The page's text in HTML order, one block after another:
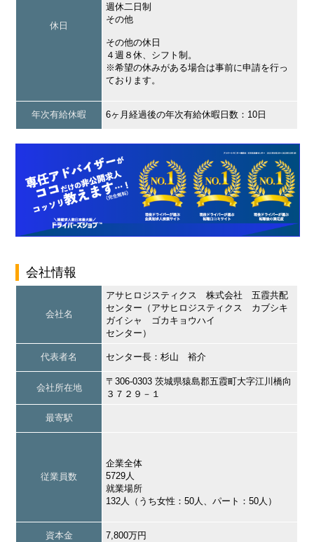
休日
週休二日制
その他
その他の休日
４週８休、シフト制。
※希望の休みがある場合は事前に申請を行っ
ております。
年次有給休暇 6ヶ月経過後の年次有給休暇日数：10日
会社情報
会社名
アサヒロジスティクス 株式会社 五霞共配
センター（アサヒロジスティクス カブシキ
ガイシャ ゴカキョウハイ
センター）
代表者名 センター長：杉山 裕介
会社所在地
〒306-0303 茨城県猿島郡五霞町大字江川橋向
３７２９－１
最寄駅
従業員数
企業全体
5729人
就業場所
132人（うち女性：50人、パート：50人）
資本金 7,800万円